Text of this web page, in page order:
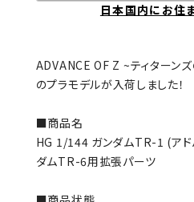
日本国内にお住
ADVANCE OF Z ~ティターン
のプラモデルが入荷しました！
■商品名
HG 1/144 ガンダムTR-1 (アド
ダムTR-6用拡張パーツ